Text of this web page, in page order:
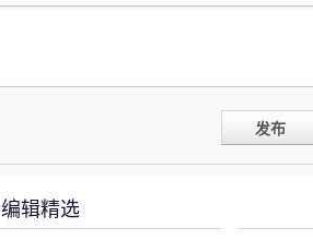
发布
编辑精选